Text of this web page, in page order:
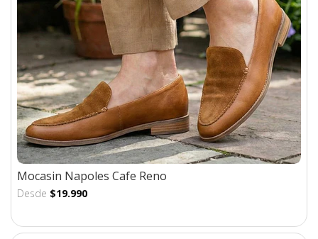
Mocasin Napoles Cafe Reno
Desde $19.990